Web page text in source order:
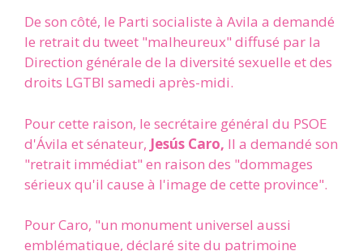
De son côté, le Parti socialiste à Avila a demandé
le retrait du tweet "malheureux" diffusé par la
Direction générale de la diversité sexuelle et des
droits LGTBI samedi après-midi.
Pour cette raison, le secrétaire général du PSOE
d'Ávila et sénateur, Jesús Caro, Il a demandé son
"retrait immédiat" en raison des "dommages
sérieux qu'il cause à l'image de cette province".
Pour Caro, "un monument universel aussi
emblématique, déclaré site du patrimoine